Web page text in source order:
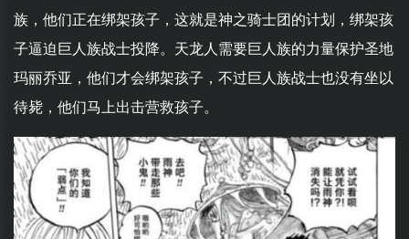
族，他们正在绑架孩子，这就是神之骑士团的计划，绑架孩
子逼迫巨人族战士投降。天龙人需要巨人族的力量保护圣地
玛丽乔亚，他们才会绑架孩子，不过巨人族战士也没有坐以
待毙，他们马上出击营救孩子。